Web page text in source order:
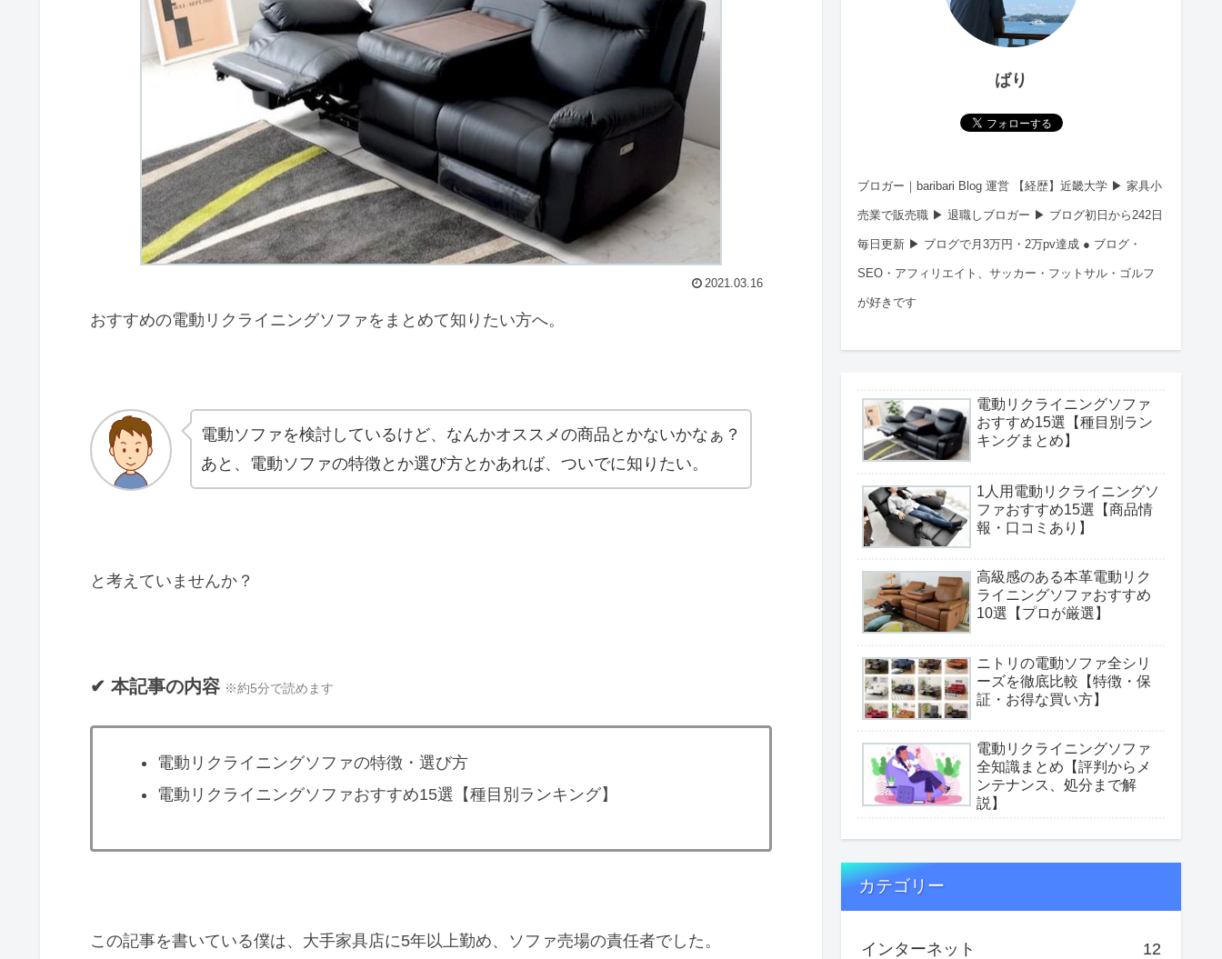
2021.03.16
おすすめの電動リクライニングソファをまとめて知りたい方へ。
電動ソファを検討しているけど、なんかオススメの商品とかないかなぁ？
あと、電動ソファの特徴とか選び方とかあれば、ついでに知りたい。
と考えていませんか？
✔︎ 本記事の内容 ※約5分で読めます
電動リクライニングソファの特徴・選び方
電動リクライニングソファおすすめ15選【種目別ランキング】
この記事を書いている僕は、大手家具店に5年以上勤め、ソファ売場の責任者でした。
ばり
ブロガー｜baribari Blog 運営 【経歴】近畿大学 ▶︎ 家具小
売業で販売職 ▶︎ 退職しブロガー ▶︎ ブログ初日から242日
毎日更新 ▶︎ ブログで月3万円・2万pv達成 ● ブログ・
SEO・アフィリエイト、サッカー・フットサル・ゴルフ
が好きです
電動リクライニングソファ
おすすめ15選【種目別ラン
キングまとめ】
1人用電動リクライニングソ
ファおすすめ15選【商品情
報・口コミあり】
高級感のある本革電動リク
ライニングソファおすすめ
10選【プロが厳選】
ニトリの電動ソファ全シリ
ーズを徹底比較【特徴・保
証・お得な買い方】
電動リクライニングソファ
全知識まとめ【評判からメ
ンテナンス、処分まで解
説】
カテゴリー
インターネット 12